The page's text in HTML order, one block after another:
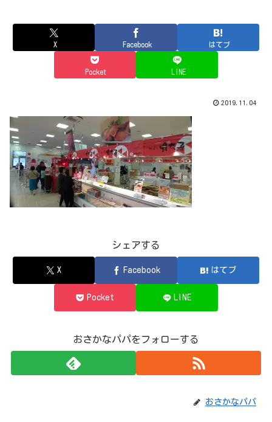
X Facebook はてブ
Pocket LINE
2019.11.04
シェアする
X Facebook はてブ
Pocket LINE
おさかなパパをフォローする
おさかなパパ